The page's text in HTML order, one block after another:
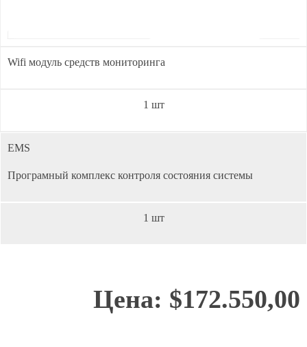
Wifi модуль средств мониторинга
1 шт
EMS
Програмный комплекс контроля состояния системы
1 шт
Цена: $172.550,00